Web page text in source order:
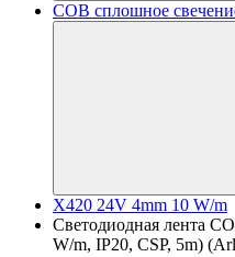
COB сплошное
X420 24V 4mm 10 W/m
Светодиодная лента
W/m, IP20, CSP, 5m)